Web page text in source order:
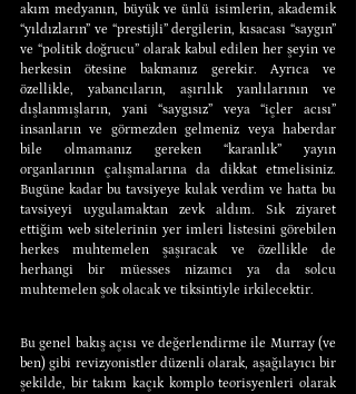
akım medyanın, büyük ve ünlü isimlerin, akademik
“yıldızların” ve “prestijli” dergilerin, kısacası “saygın”
ve “politik doğrucu” olarak kabul edilen her şeyin ve
herkesin ötesine bakmanız gerekir. Ayrıca ve
özellikle, yabancıların, aşırılık yanlılarının ve
dışlanmışların, yani “saygısız” veya “içler acısı”
insanların ve görmezden gelmeniz veya haberdar
bile olmamanız gereken “karanlık” yayın
organlarının çalışmalarına da dikkat etmelisiniz.
Bugüne kadar bu tavsiyeye kulak verdim ve hatta bu
tavsiyeyi uygulamaktan zevk aldım. Sık ziyaret
ettiğim web sitelerinin yer imleri listesini görebilen
herkes muhtemelen şaşıracak ve özellikle de
herhangi bir müesses nizamcı ya da solcu
muhtemelen şok olacak ve tiksintiyle irkilecektir.
Bu genel bakış açısı ve değerlendirme ile Murray (ve
ben) gibi revizyonistler düzenli olarak, aşağılayıcı bir
şekilde, bir takım kaçık komplo teorisyenleri olarak